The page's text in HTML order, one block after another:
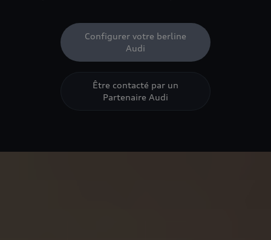
Configurer votre berline
Audi
Être contacté par un
Partenaire Audi